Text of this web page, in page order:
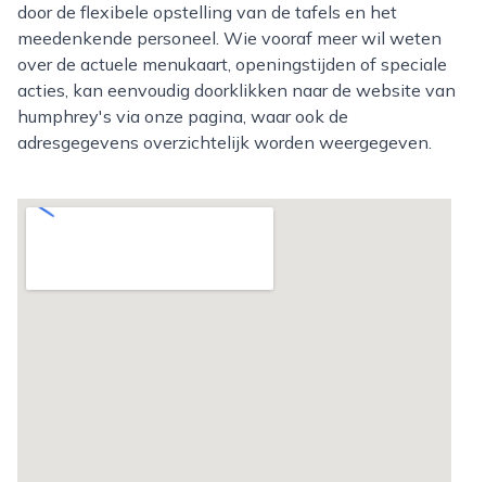
door de flexibele opstelling van de tafels en het
meedenkende personeel. Wie vooraf meer wil weten
over de actuele menukaart, openingstijden of speciale
acties, kan eenvoudig doorklikken naar de website van
humphrey's via onze pagina, waar ook de
adresgegevens overzichtelijk worden weergegeven.